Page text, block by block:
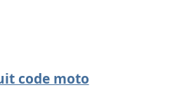
code moto